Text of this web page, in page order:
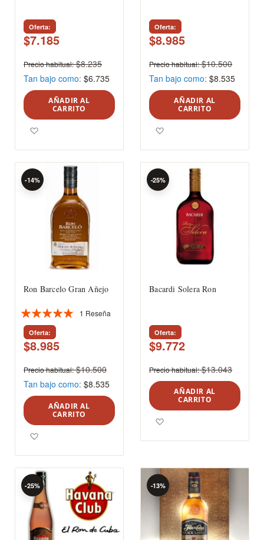
Oferta
$7.185
Precio habitual $8.235
Tan bajo como $6.735
AÑADIR AL
CARRITO
Oferta
$8.985
Precio habitual $10.500
Tan bajo como $8.535
AÑADIR AL
CARRITO
Ron Barcelo Gran Añejo
Valoración:
100%
1 Reseña
Oferta
$8.985
-14%
Precio habitual $10.500
Tan bajo como $8.535
AÑADIR AL
CARRITO
Bacardi Solera Ron
Oferta
$9.772
-25%
Precio habitual $13.043
AÑADIR AL
CARRITO
-25% -13%